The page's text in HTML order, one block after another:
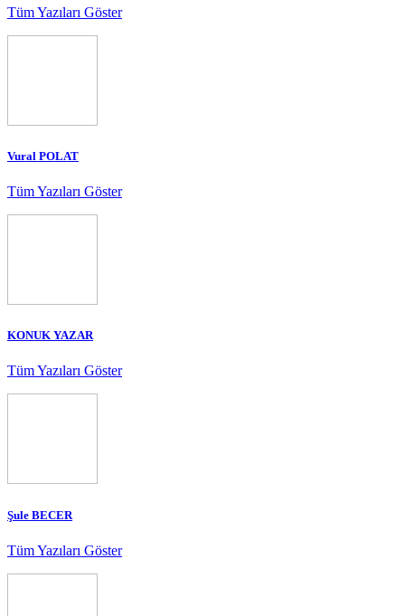
Tüm Yazıları Göster
Vural POLAT
Tüm Yazıları Göster
KONUK YAZAR
Tüm Yazıları Göster
Şule BECER
Tüm Yazıları Göster